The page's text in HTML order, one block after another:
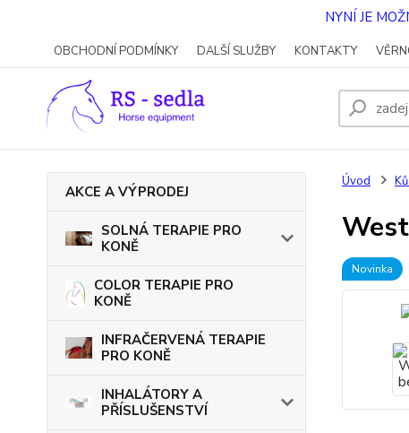
NYNÍ JE
OBCHODNÍ PODMÍNKY DALŠÍ SLUŽBY KONTAKTY
AKCE A VÝPRODEJ
SOLNÁ TERAPIE PRO
KONĚ
COLOR TERAPIE PRO
KONĚ
INFRAČERVENÁ TERAPIE
PRO KONĚ
INHALÁTORY A
PŘÍSLUŠENSTVÍ
Úvod
Novinka